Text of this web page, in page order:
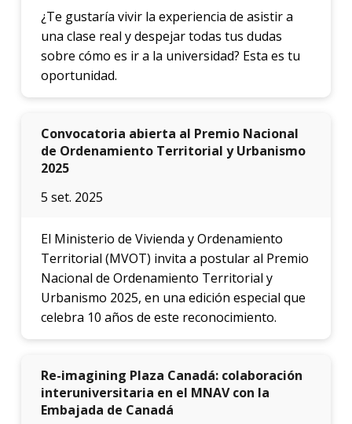
¿Te gustaría vivir la experiencia de asistir a
una clase real y despejar todas tus dudas
sobre cómo es ir a la universidad? Esta es tu
oportunidad.
Convocatoria abierta al Premio Nacional
de Ordenamiento Territorial y Urbanismo
2025
5 set. 2025
El Ministerio de Vivienda y Ordenamiento
Territorial (MVOT) invita a postular al Premio
Nacional de Ordenamiento Territorial y
Urbanismo 2025, en una edición especial que
celebra 10 años de este reconocimiento.
Re-imagining Plaza Canadá: colaboración
interuniversitaria en el MNAV con la
Embajada de Canadá